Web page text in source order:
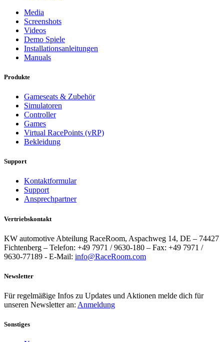
Media
Screenshots
Videos
Demo Spiele
Installationsanleitungen
Manuals
Produkte
Gameseats & Zubehör
Simulatoren
Controller
Games
Virtual RacePoints (vRP)
Bekleidung
Support
Kontaktformular
Support
Ansprechpartner
Vertriebskontakt
KW automotive Abteilung RaceRoom, Aspachweg 14, DE – 74427
Fichtenberg – Telefon: +49 7971 / 9630-180 – Fax: +49 7971 /
9630-77189 - E-Mail: info@RaceRoom.com
Newsletter
Für regelmäßige Infos zu Updates und Aktionen melde dich für
unseren Newsletter an: Anmeldung
Sonstiges